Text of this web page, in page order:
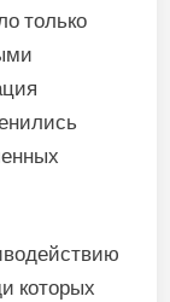
только
которых